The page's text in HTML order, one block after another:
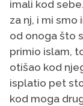
imali kod
za nj, i mi
od onoga što
primio islam,
otišao kod
isplatio pet
kod moga